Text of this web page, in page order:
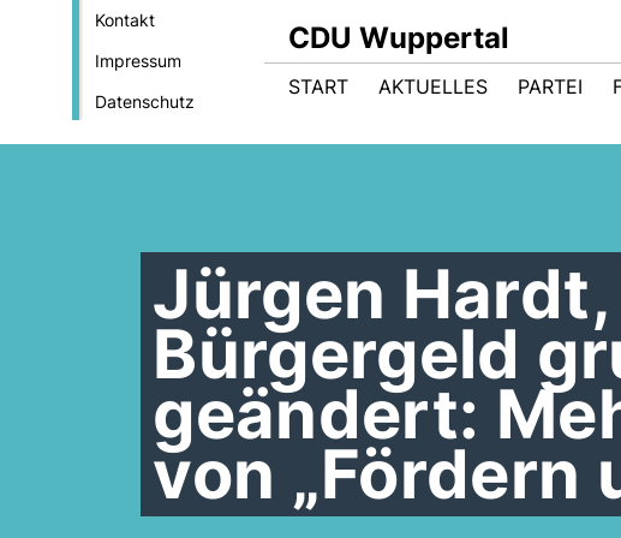
Kontakt
Impressum
Datenschutz
CDU Wuppertal
START AKTUELLES PARTEI
Jürgen Hardt,
Bürgergeld
geändert:
von „Fördern